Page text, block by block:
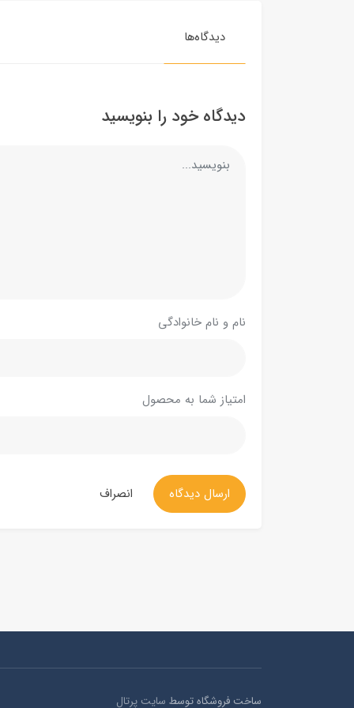
دیدگاه‌ها
دیدگاه خود را بنویسید
نام و نام خانوادگی
امتیاز شما به محصول
ارسال دیدگاه انصراف
ساخت فروشگاه توسط سایت پرتال